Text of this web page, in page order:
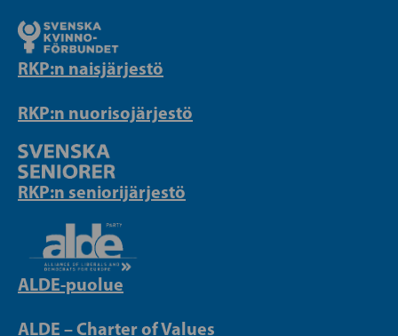
RKP:n naisjärjestö
RKP:n nuorisojärjestö
RKP:n seniorijärjestö
ALDE-puolue
ALDE – Charter of Values